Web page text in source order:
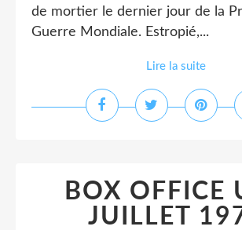
de mortier le dernier jour de la
Guerre Mondiale. Estropié,...
Lire la suite
BOX OFFICE
JUILLET